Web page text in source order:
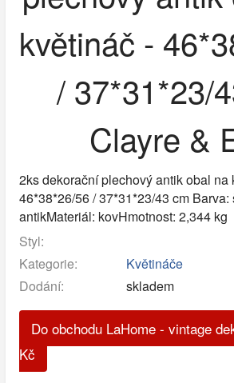
květináč -
/ 37*31*23/
Clayre &
2ks dekorační plechový antik obal na
46*38*26/56 / 37*31*23/43 cm Barva:
antikMateriál: kovHmotnost: 2,344 kg
Styl:
Kategorie:
Květináče
Dodání:
skladem
Do obchodu LaHome - vintage
Kč